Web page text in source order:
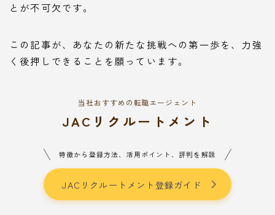
とが不可欠です。
この記事が、あなたの新たな挑戦への第一歩を、力強
く後押しできることを願っています。
当社おすすめの転職エージェント
JACリクルートメント
特徴から登録方法、活用ポイント、評判を解説
JACリクルートメント登録ガイド